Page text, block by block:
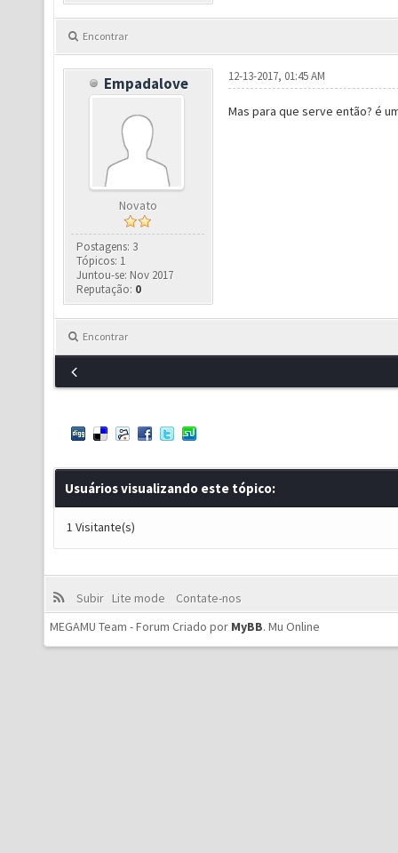
Encontrar
Empadalove
Novato
Postagens: 3
Tópicos: 1
Juntou-se: Nov 2017
Reputação: 0
12-13-2017, 01:45 AM
Mas para que serve então? é
Encontrar
Usuários visualizando este tópico:
1 Visitante(s)
Subir Lite mode
Contate-nos
MEGAMU Team - Forum Criado por MyBB. Mu Online